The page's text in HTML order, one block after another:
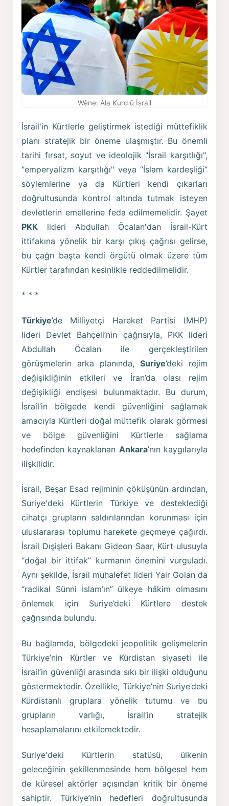
Wêne: Ala Kurd û İsrail
İsrail'in Kürtlerle geliştirmek istediği müttefiklik
planı stratejik bir öneme ulaşmıştır. Bu önemli
tarihi fırsat, soyut ve ideolojik "İsrail karşıtlığı",
"emperyalizm karşıtlığı" veya “İslam kardeşliği”
söylemlerine ya da Kürtleri kendi çıkarları
doğrultusunda kontrol altında tutmak isteyen
devletlerin emellerine feda edilmemelidir. Şayet
PKK lideri Abdullah Öcalan'dan İsrail-Kürt
ittifakına yönelik bir karşı çıkış çağrısı gelirse,
bu çağrı başta kendi örgütü olmak üzere tüm
Kürtler tarafından kesinlikle reddedilmelidir.
* * *
Türkiye’de Milliyetçi Hareket Partisi (MHP)
lideri Devlet Bahçeli’nin çağrısıyla, PKK lideri
Abdullah Öcalan ile gerçekleştirilen
görüşmelerin arka planında, Suriye’deki rejim
değişikliğinin etkileri ve İran’da olası rejim
değişikliği endişesi bulunmaktadır. Bu durum,
İsrail’in bölgede kendi güvenliğini sağlamak
amacıyla Kürtleri doğal müttefik olarak görmesi
ve bölge güvenliğini Kürtlerle sağlama
hedefinden kaynaklanan Ankara’nın kaygılarıyla
ilişkilidir.
İsrail, Beşar Esad rejiminin çöküşünün ardından,
Suriye'deki Kürtlerin Türkiye ve desteklediği
cihatçı grupların saldırılarından korunması için
uluslararası toplumu harekete geçmeye çağırdı.
İsrail Dışişleri Bakanı Gideon Saar, Kürt ulusuyla
“doğal bir ittifak” kurmanın önemini vurguladı.
Aynı şekilde, İsrail muhalefet lideri Yair Golan da
“radikal Sünni İslam’ın” ülkeye hâkim olmasını
önlemek için Suriye’deki Kürtlere destek
çağrısında bulundu.
Bu bağlamda, bölgedeki jeopolitik gelişmelerin
Türkiye’nin Kürtler ve Kürdistan siyaseti ile
İsrail’in güvenliği arasında sıkı bir ilişki olduğunu
göstermektedir. Özellikle, Türkiye’nin Suriye’deki
Kürdistanlı gruplara yönelik tutumu ve bu
grupların varlığı, İsrail’in stratejik
hesaplamalarını etkilemektedir.
Suriye'deki Kürtlerin statüsü, ülkenin
geleceğinin şekillenmesinde hem bölgesel hem
de küresel aktörler açısından kritik bir öneme
sahiptir. Türkiye’nin hedefleri doğrultusunda